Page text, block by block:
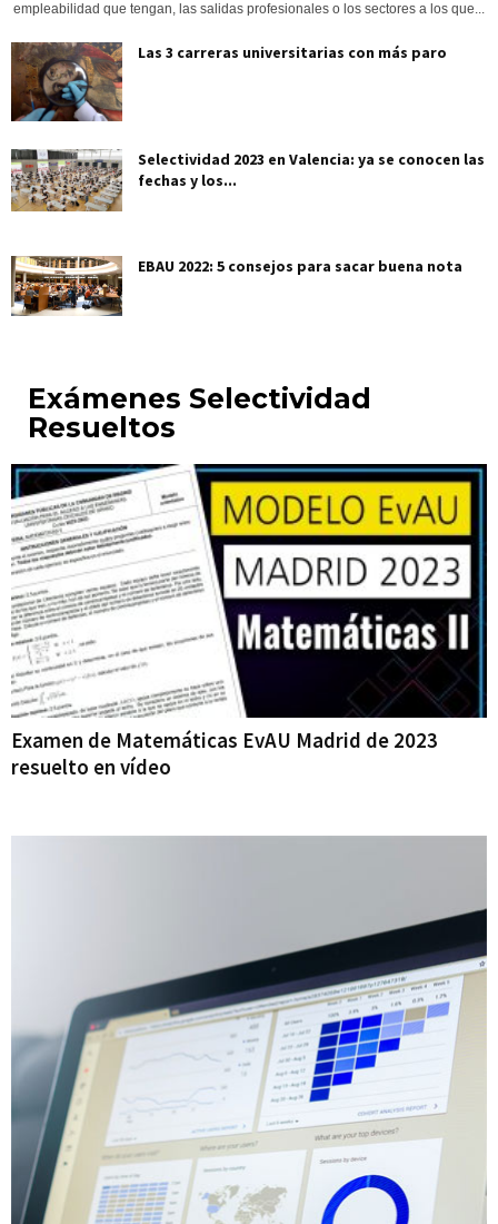
empleabilidad que tengan, las salidas profesionales o los sectores a los que...
Las 3 carreras universitarias con más paro
Selectividad 2023 en Valencia: ya se conocen las
fechas y los...
EBAU 2022: 5 consejos para sacar buena nota
Exámenes Selectividad
Resueltos
Examen de Matemáticas EvAU Madrid de 2023
resuelto en vídeo